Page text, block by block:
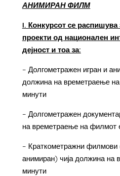
АНИМИРАН ФИЛМ
I. Конкурсот се
проекти од национален
дејност и тоа за:
– Долгометражен игран и
должина на времетраење
минути
– Долгометражен
на времетраење на филмот
– Краткометражни филмови
анимиран) чија должина на
минути